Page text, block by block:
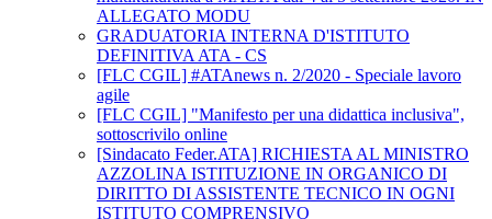
ALLEGATO MODU
GRADUATORIA INTERNA D'ISTITUTO
DEFINITIVA ATA - CS
[FLC CGIL] #ATAnews n. 2/2020 - Speciale lavoro
agile
[FLC CGIL] "Manifesto per una didattica inclusiva",
sottoscrivilo online
[Sindacato Feder.ATA] RICHIESTA AL MINISTRO
AZZOLINA ISTITUZIONE IN ORGANICO DI
DIRITTO DI ASSISTENTE TECNICO IN OGNI
ISTITUTO COMPRENSIVO